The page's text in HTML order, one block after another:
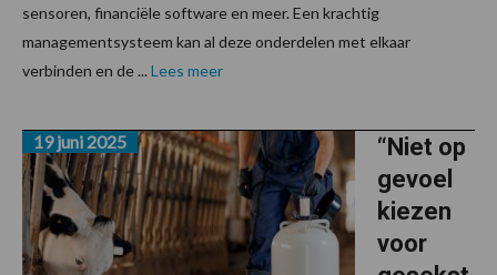
sensoren, financiële software en meer. Een krachtig
managementsysteem kan al deze onderdelen met elkaar
verbinden en de ... Lees meer
“Niet op
gevoel
kiezen
voor
19 juni 2025